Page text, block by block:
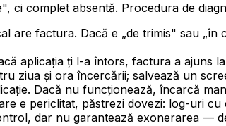
ci complet absentă. Procedura de
are factura. Dacă e „de trimis" sau
aplicația ți l-a întors, factura a
ziua și ora încercării; salvează un
Dacă nu funcționează, încarcă
e periclitat, păstrezi dovezi: log-uri
dar nu garantează exonerarea —